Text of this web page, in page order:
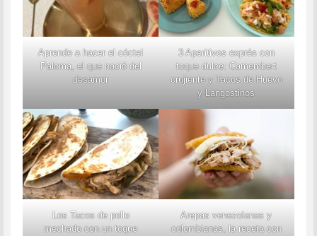
Aprende a hacer el cóctel
Paloma, el que nació del
desamor
3 Aperitivos exprés con
toque dulce: Camembert
crujiente y Tacos de Huevo
y Langostinos
Los Tacos de pollo
mechado con un toque
Arepas venezolanas y
colombianas, la receta con